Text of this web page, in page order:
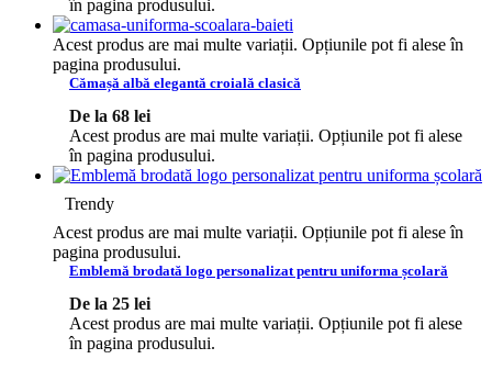
în pagina produsului.
Acest produs are mai multe variații. Opțiunile pot fi alese în
pagina produsului.
Cămașă albă elegantă croială clasică
De la 68 lei
Acest produs are mai multe variații. Opțiunile pot fi alese
în pagina produsului.
Trendy
Acest produs are mai multe variații. Opțiunile pot fi alese în
pagina produsului.
Emblemă brodată logo personalizat pentru uniforma școlară
De la 25 lei
Acest produs are mai multe variații. Opțiunile pot fi alese
în pagina produsului.